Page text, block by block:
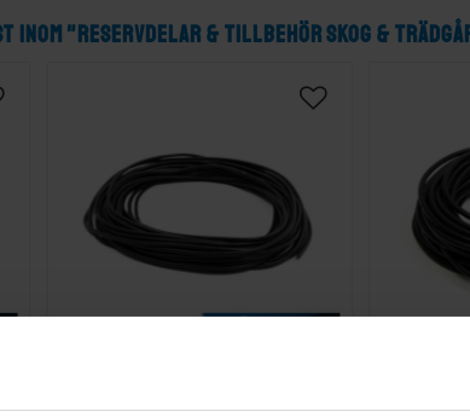
INOM "RESERVDELAR & TILLBEHÖR SKOG &